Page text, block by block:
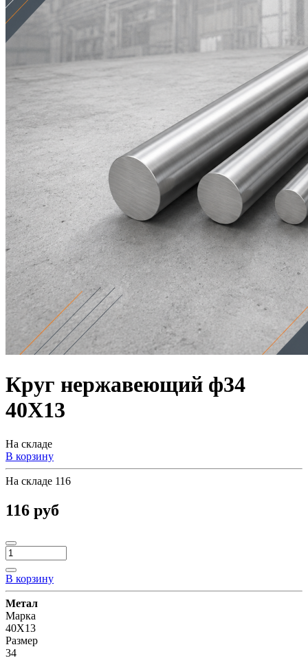
Круг нержавеющий ф34
40Х13
На складе
В корзину
На складе 116
116 руб
В корзину
Метал
Марка
40Х13
Размер
34